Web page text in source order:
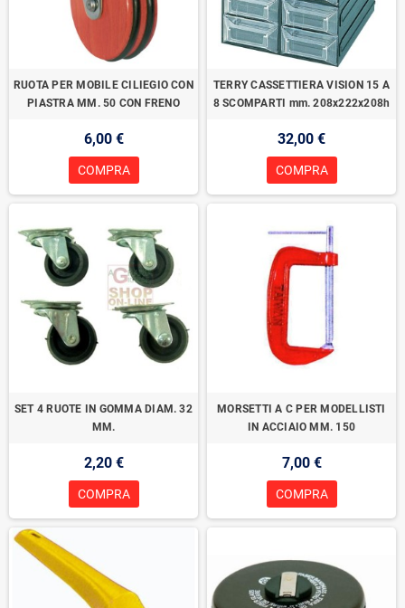
RUOTA PER MOBILE CILIEGIO CON
PIASTRA MM. 50 CON FRENO
6,00 €
COMPRA
TERRY CASSETTIERA VISION 15 A
8 SCOMPARTI mm. 208x222x208h
32,00 €
COMPRA
SET 4 RUOTE IN GOMMA DIAM. 32
MM.
2,20 €
COMPRA
MORSETTI A C PER MODELLISTI
IN ACCIAIO MM. 150
7,00 €
COMPRA